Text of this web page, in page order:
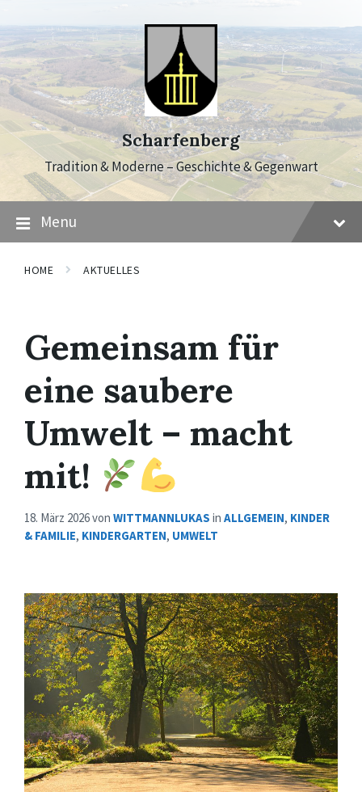
content
main
navigation
footer
Scharfenberg
Tradition & Moderne – Geschichte & Gegenwart
Menu
HOME AKTUELLES
Gemeinsam für
eine saubere
Umwelt – macht
mit!
18. März 2026von WITTMANNLUKAS in ALLGEMEIN, KINDER
& FAMILIE, KINDERGARTEN, UMWELT